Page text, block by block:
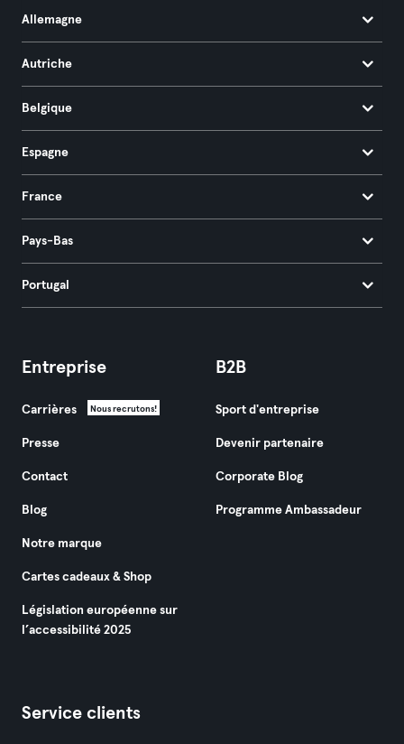
Allemagne
Autriche
Belgique
Espagne
France
Pays-Bas
Portugal
Entreprise
Carrières Nous recrutons!
Presse
Contact
Blog
Notre marque
Cartes cadeaux & Shop
Législation européenne sur
l’accessibilité 2025
B2B
Sport d'entreprise
Devenir partenaire
Corporate Blog
Programme Ambassadeur
Service clients